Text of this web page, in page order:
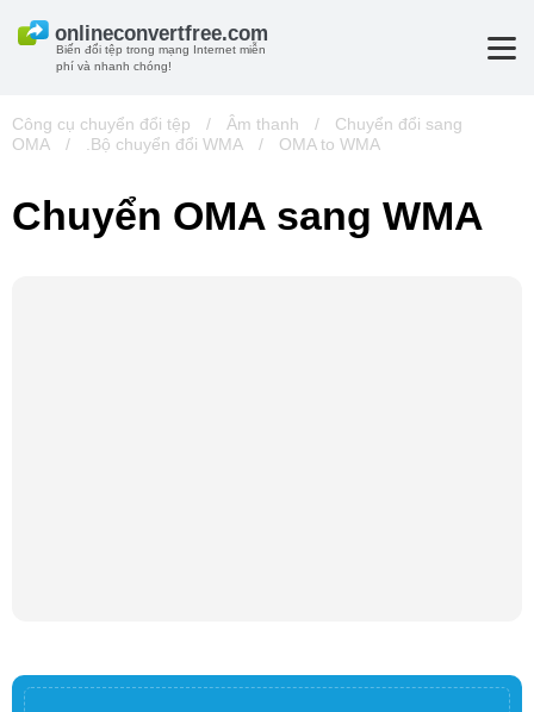
Biến đổi tệp trong mạng Internet miễn
phí và nhanh chóng!
Công cụ chuyển đổi tệp / Âm thanh /
Chuyển đổi sang
OMA
/ .Bộ chuyển đổi WMA / OMA to WMA
Chuyển OMA sang WMA